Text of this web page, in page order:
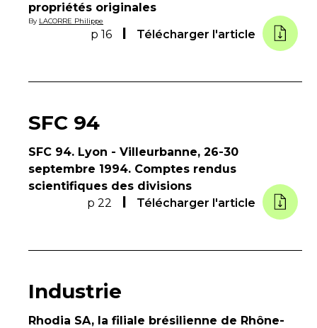
propriétés originales
By LACORRE Philippe
p 16 Télécharger l'article
SFC 94
SFC 94. Lyon - Villeurbanne, 26-30
septembre 1994. Comptes rendus
scientifiques des divisions
p 22
Télécharger l'article
Industrie
Rhodia SA, la filiale brésilienne de Rhône-